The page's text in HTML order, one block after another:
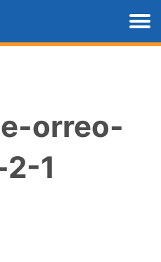
orreo-
1